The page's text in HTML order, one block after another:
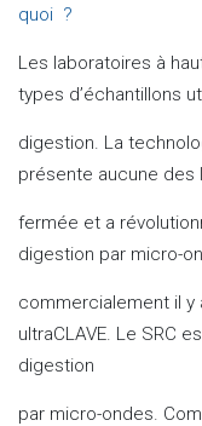
quoi ?
Les laboratoires à
types d’échantillons
digestion. La
présente aucune des
fermée et a
digestion par micro-
commercialement il y
ultraCLAVE. Le SRC
digestion
par micro-ondes.